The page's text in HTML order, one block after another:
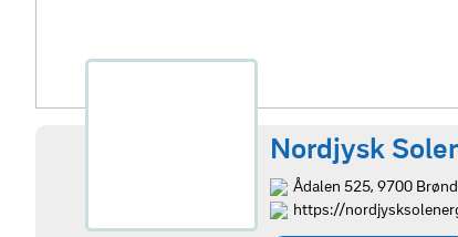
Nordjysk
Ådalen 525, 9700
https://